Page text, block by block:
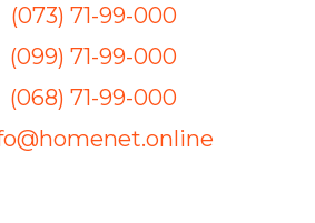
(073) 71-99-000
(099) 71-99-000
(068) 71-99-000